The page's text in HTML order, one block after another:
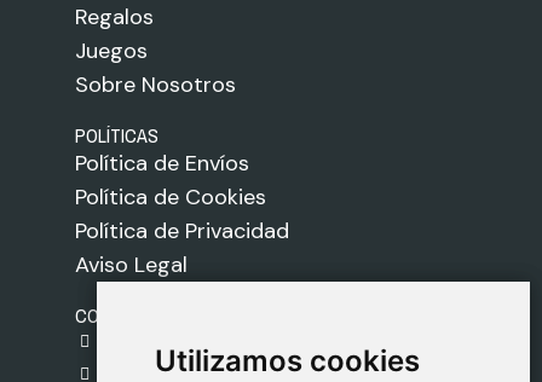
Utilizamos cookies
Utilizamos cookies
Regalos
Juegos
Sobre Nosotros
POLÍTICAS
Política de Envíos
Política de Cookies
Política de Privacidad
Aviso Legal
CONTACTO
C. del Pradillo, 6, 28770 Colmenar Viejo,